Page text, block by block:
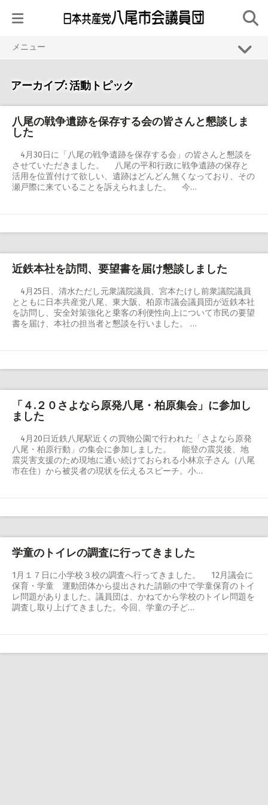
content
メニュー
議員紹介
議会活動
活動トピック
無料 生活・法律相談
リンク
アーカイブ:活動トピック
八尾の戦争遺跡を保存する会の皆さんと懇談しま
した
4月30日に「八尾の戦争遺跡を保存する会」の皆さんと懇談を
させていただきました。 八尾の平和行政に戦争遺跡の保存と
活用を位置付けて欲しい、遺跡はどんどん無くなっており、その
瀬戸際に来ていることを訴えられました。 今…
近鉄本社を訪問、要望書を届け懇談しました
4月25日、清水ただし元衆議院議員、宮本たけし前衆議院議員
とともに日本共産党八尾、東大阪、柏原市議会議員団が近鉄本社
を訪問し、安全対策強化と乗客の利便性向上について市民の要望
書を届け、本社の担当者と懇談を行いました。 …
「４.２０さよなら原発八尾・柏原集会」に参加し
ました
4月20日近鉄八尾駅近くの買物公園で行われた「さよなら原発
八尾・柏原行動」の集会に参加しました。 能登の震災後、地
震災害支援のため現地に通い続けておられる小林京子さん（八尾
市在住）から被災者の現状を伝えるスピーチ。小…
学童のトイレの調査に行ってきました
1月１７日に小学校３校の調査へ行ってきました。 12月議会に
保育・学童 運動団体から提出された請願の中で学童保育のトイ
レ問題がありました。議員団は、かねてから学校のトイレ問題を
調査し取り上げてきました。今回、学童の子ど…